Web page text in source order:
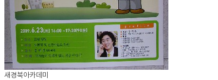
새경북아카데미